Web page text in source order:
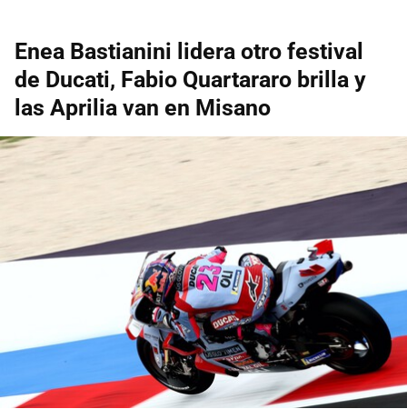
Enea Bastianini lidera otro festival
de Ducati, Fabio Quartararo brilla y
las Aprilia van en Misano